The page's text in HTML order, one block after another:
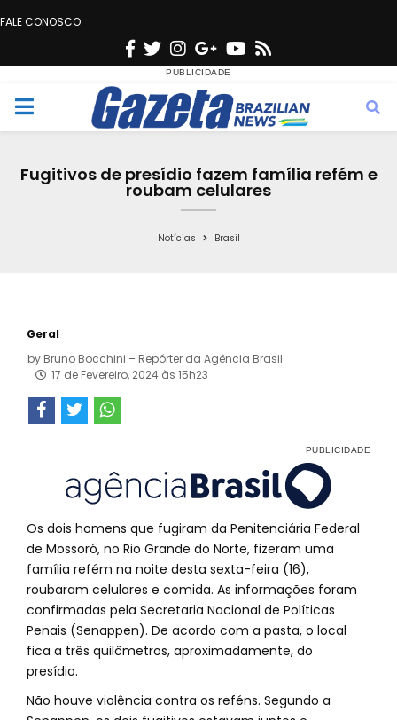
FALE CONOSCO
F
c
e
o
T
w
i
t
e
n
s
t
g
r
a
G
o
o
g
e
Y
u
t
b
s
M
Fugitivos de presídio fazem família refém e
roubam celulares
Notícias Brasil
Geral
by Bruno Bocchini – Repórter da Agência Brasil
17 de Fevereiro, 2024 às 15h23
Os dois homens que fugiram da Penitenciária Federal
de Mossoró, no Rio Grande do Norte, fizeram uma
família refém na noite desta sexta-feira (16),
roubaram celulares e comida. As informações foram
confirmadas pela Secretaria Nacional de Políticas
Penais (Senappen). De acordo com a pasta, o local
fica a três quilômetros, aproximadamente, do
presídio.
Não houve violência contra os reféns. Segundo a